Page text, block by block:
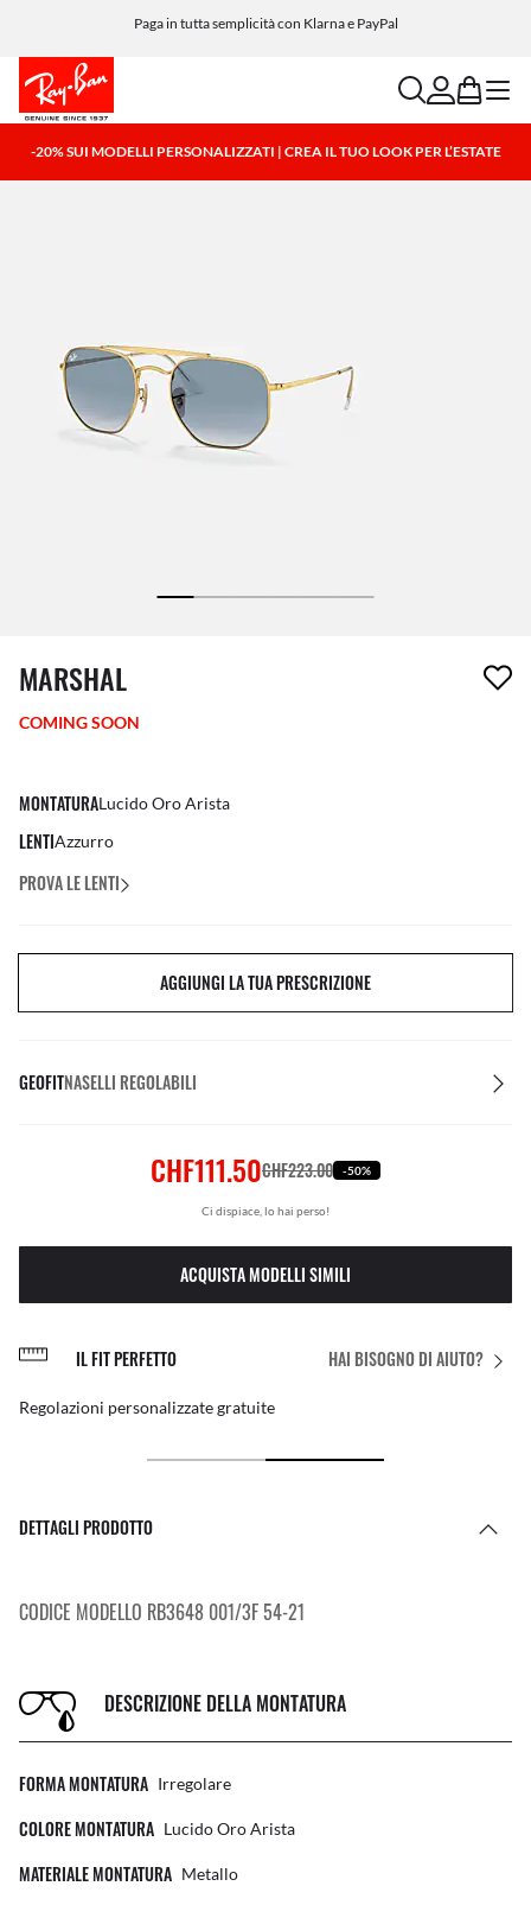
Paga in tutta semplicità con Klarna e PayPal
searchaccount
bag menu
-20% SUI MODELLI PERSONALIZZATI | CREA IL TUO LOOK PER L’ESTATE
1 articolo è stato aggiunto alla tua wishlist
MARSHAL
COMING SOON
MONTATURALucido Oro Arista
LENTIAzzurro
PROVA LE LENTI
AGGIUNGI LA TUA PRESCRIZIONE
GEOFITNASELLI REGOLABILI
CHF111.50CHF223.00 -50%
Ci dispiace, lo hai perso!
ACQUISTA MODELLI SIMILI
HAI BISOGNO DI AIUTO?
IL FIT PERFETTO
Regolazioni personalizzate gratuite
DETTAGLI PRODOTTO
CODICE MODELLO RB3648 001/3F 54-21
DESCRIZIONE DELLA MONTATURA
FORMA MONTATURA Irregolare
COLORE MONTATURA Lucido Oro Arista
MATERIALE MONTATURA Metallo